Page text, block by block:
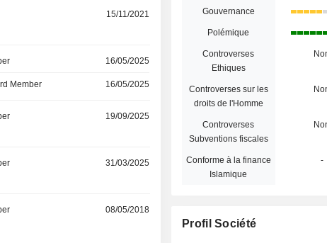
15/11/2021
16/05/2025
Member 16/05/2025
19/09/2025
31/03/2025
08/05/2018
Gouvernance
Polémique
Controverses
Ethiques
Controverses sur les
droits de l'Homme
Controverses
Subventions fiscales
Conforme à la finance
Islamique
-
Profil Société